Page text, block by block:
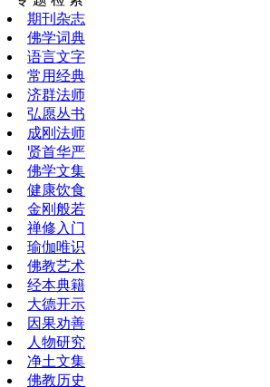
期刊杂志
佛学词典
语言文字
常用经典
济群法师
弘愿丛书
成刚法师
贤首华严
佛学文集
健康饮食
金刚般若
禅修入门
瑜伽唯识
佛教艺术
经本典籍
大德开示
因果劝善
人物研究
净土文集
佛教历史